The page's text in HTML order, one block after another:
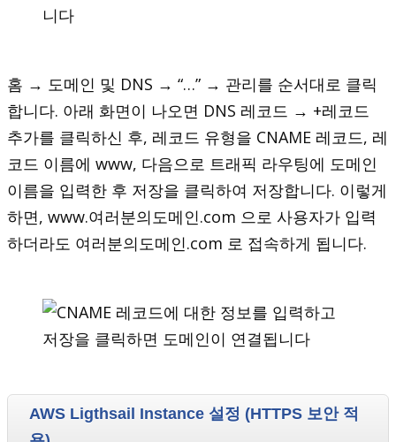
홈 → 도메인 및 DNS → “…” → 관리를 순서대로 클릭
합니다. 아래 화면이 나오면 DNS 레코드 → +레코드
추가를 클릭하신 후, 레코드 유형을 CNAME 레코드, 레
코드 이름에 www, 다음으로 트래픽 라우팅에 도메인
이름을 입력한 후 저장을 클릭하여 저장합니다. 이렇게
하면, www.여러분의도메인.com 으로 사용자가 입력
하더라도 여러분의도메인.com 로 접속하게 됩니다.
AWS Ligthsail Instance 설정 (HTTPS 보안 적